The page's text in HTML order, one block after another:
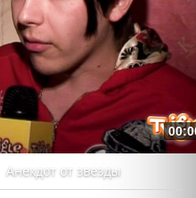
Анекдот от звезды